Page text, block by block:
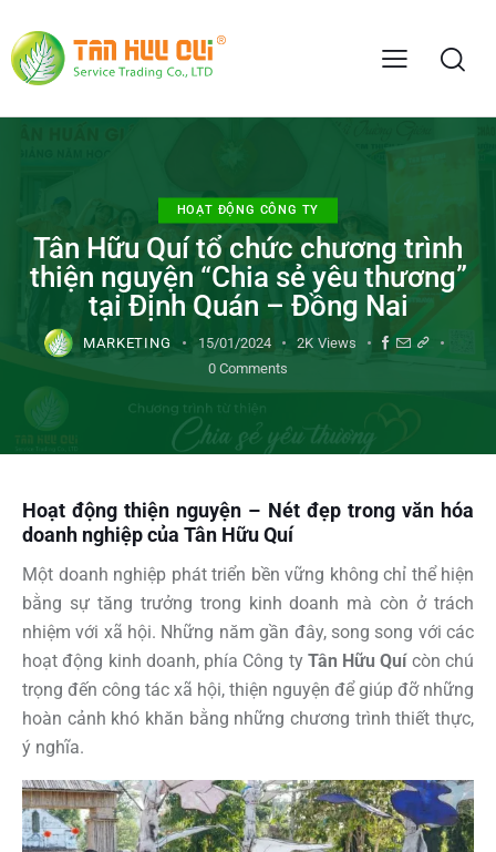
HOẠT ĐỘNG CÔNG TY
Tân Hữu Quí tổ chức chương trình
thiện nguyện “Chia sẻ yêu thương”
tại Định Quán – Đồng Nai
MARKETING 15/01/2024 2K Views
0 Comments
Hoạt động thiện nguyện – Nét đẹp trong văn hóa
doanh nghiệp của Tân Hữu Quí
Một doanh nghiệp phát triển bền vững không chỉ thể hiện
bằng sự tăng trưởng trong kinh doanh mà còn ở trách
nhiệm với xã hội. Những năm gần đây, song song với các
hoạt động kinh doanh, phía Công ty Tân Hữu Quícòn chú
trọng đến công tác xã hội, thiện nguyện để giúp đỡ những
hoàn cảnh khó khăn bằng những chương trình thiết thực,
ý nghĩa.